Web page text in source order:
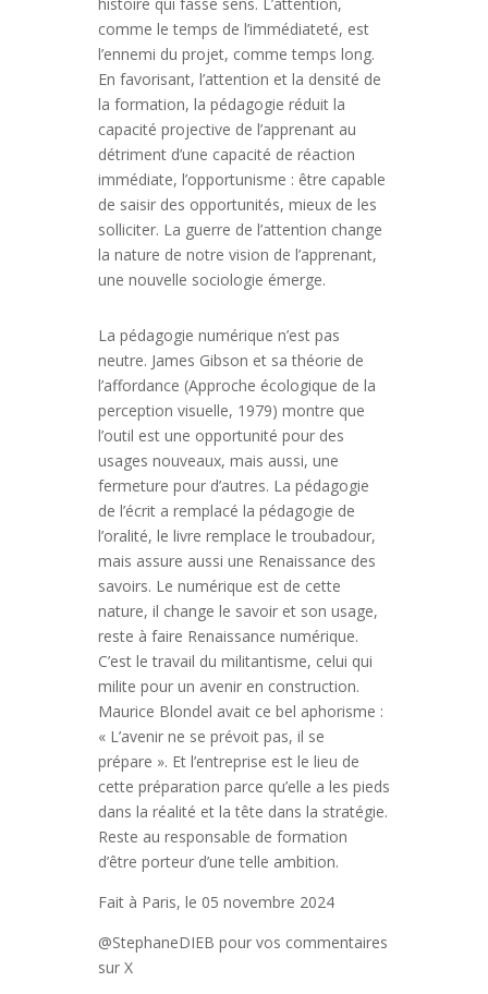
comme le temps de l’immédiateté, est
l’ennemi du projet, comme temps long.
En favorisant, l’attention et la densité de
la formation, la pédagogie réduit la
capacité projective de l’apprenant au
détriment d’une capacité de réaction
immédiate, l’opportunisme : être capable
de saisir des opportunités, mieux de les
solliciter. La guerre de l’attention change
la nature de notre vision de l’apprenant,
une nouvelle sociologie émerge.
La pédagogie numérique n’est pas
neutre. James Gibson et sa théorie de
l’affordance (Approche écologique de la
perception visuelle, 1979) montre que
l’outil est une opportunité pour des
usages nouveaux, mais aussi, une
fermeture pour d’autres. La pédagogie
de l’écrit a remplacé la pédagogie de
l’oralité, le livre remplace le troubadour,
mais assure aussi une Renaissance des
savoirs. Le numérique est de cette
nature, il change le savoir et son usage,
reste à faire Renaissance numérique.
C’est le travail du militantisme, celui qui
milite pour un avenir en construction.
Maurice Blondel avait ce bel aphorisme :
« L’avenir ne se prévoit pas, il se
prépare ». Et l’entreprise est le lieu de
cette préparation parce qu’elle a les pieds
dans la réalité et la tête dans la stratégie.
Reste au responsable de formation
d’être porteur d’une telle ambition.
Fait à Paris, le 05 novembre 2024
@StephaneDIEB pour vos commentaires
sur X